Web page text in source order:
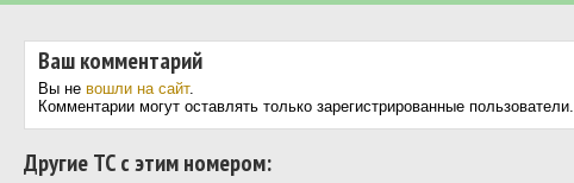
Ваш комментарий
Вы не вошли на сайт.
Комментарии могут оставлять только зарегистрированные пользователи.
Другие ТС с этим номером: